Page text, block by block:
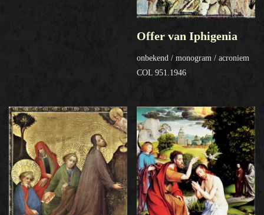
Offer van Iphigenia
onbekend / monogram / acroniem
COL 951.1946